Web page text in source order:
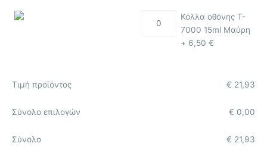
Κόλλα οθόνης T-
7000 15ml Μαύρη
+ 6,50 €
Τιμή προϊόντος 21,93
€
Σύνολο επιλογών 0,00
€
Σύνολο 21,93
€